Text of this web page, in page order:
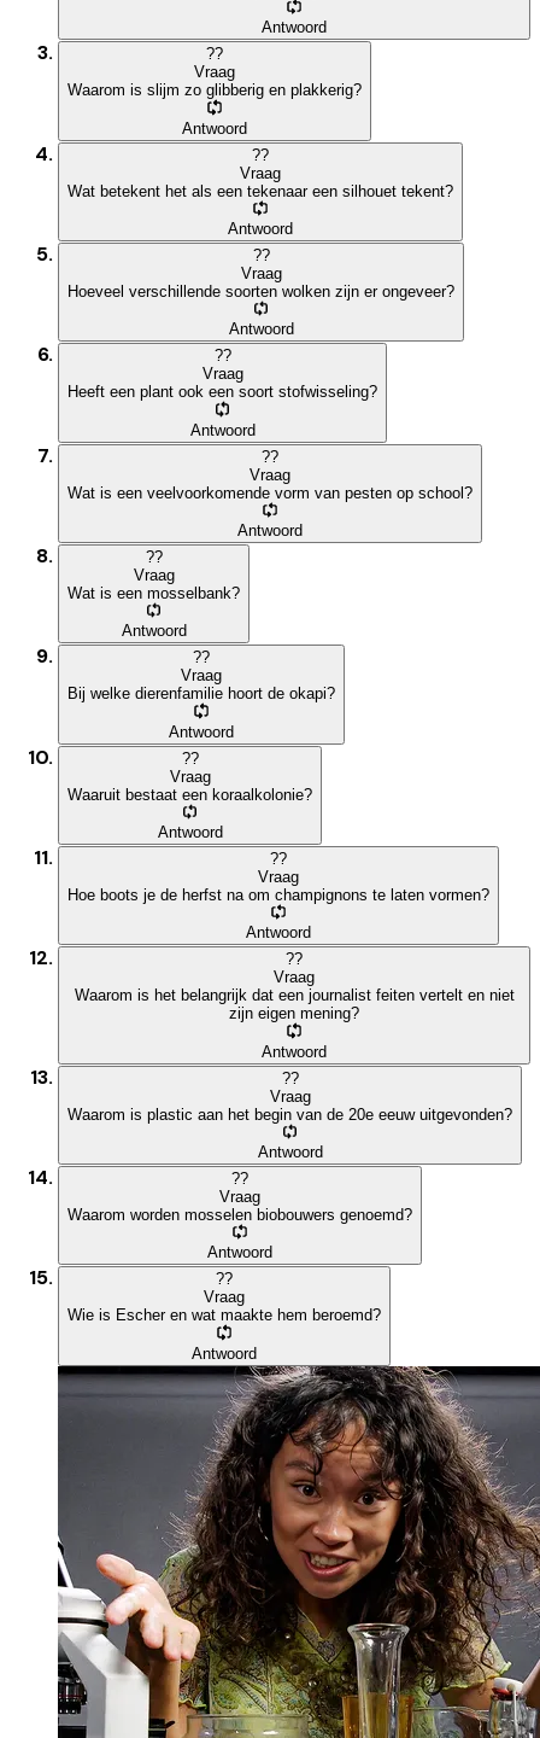
Antwoord
??
Vraag
Waarom is slijm zo glibberig en plakkerig?
Antwoord
??
Vraag
Wat betekent het als een tekenaar een silhouet tekent?
Antwoord
??
Vraag
Hoeveel verschillende soorten wolken zijn er ongeveer?
Antwoord
??
Vraag
Heeft een plant ook een soort stofwisseling?
Antwoord
??
Vraag
Wat is een veelvoorkomende vorm van pesten op school?
Antwoord
??
Vraag
Wat is een mosselbank?
Antwoord
??
Vraag
Bij welke dierenfamilie hoort de okapi?
Antwoord
??
Vraag
Waaruit bestaat een koraalkolonie?
Antwoord
??
Vraag
Hoe boots je de herfst na om champignons te laten vormen?
Antwoord
??
Vraag
Waarom is het belangrijk dat een journalist feiten vertelt en niet
zijn eigen mening?
Antwoord
??
Vraag
Waarom is plastic aan het begin van de 20e eeuw uitgevonden?
Antwoord
??
Vraag
Waarom worden mosselen biobouwers genoemd?
Antwoord
??
Vraag
Wie is Escher en wat maakte hem beroemd?
Antwoord